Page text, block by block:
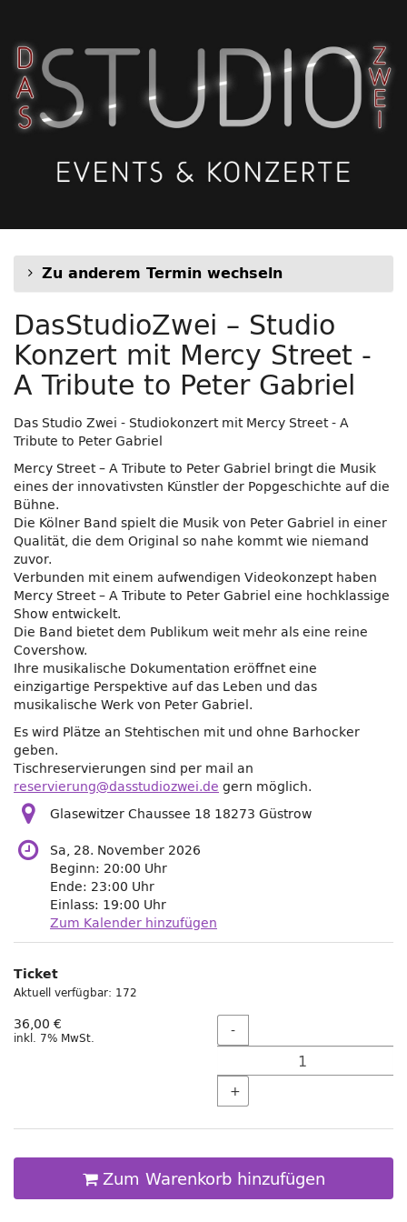
Inhalt
springen
Zu anderem Termin wechseln
DasStudioZwei – Studio
Konzert mit Mercy Street -
A Tribute to Peter Gabriel
Das Studio Zwei - Studiokonzert mit Mercy Street - A
Tribute to Peter Gabriel
Mercy Street – A Tribute to Peter Gabriel bringt die Musik
eines der innovativsten Künstler der Popgeschichte auf die
Bühne.
Die Kölner Band spielt die Musik von Peter Gabriel in einer
Qualität, die dem Original so nahe kommt wie niemand
zuvor.
Verbunden mit einem aufwendigen Videokonzept haben
Mercy Street – A Tribute to Peter Gabriel eine hochklassige
Show entwickelt.
Die Band bietet dem Publikum weit mehr als eine reine
Covershow.
Ihre musikalische Dokumentation eröffnet eine
einzigartige Perspektive auf das Leben und das
musikalische Werk von Peter Gabriel.
Es wird Plätze an Stehtischen mit und ohne Barhocker
geben.
Tischreservierungen sind per mail an
reservierung@dasstudiozwei.degern möglich.
Glasewitzer Chaussee 18 18273 Güstrow
Sa, 28. November 2026
Beginn: 20:00 Uhr
Ende: 23:00 Uhr
Einlass: 19:00 Uhr
Zum Kalender hinzufügen
Produkte
Unkategorisierte
Produkte
Ticket
Aktuell verfügbar: 172
36,00 €
inkl. 7% MwSt. Menge
-
+
Zum Warenkorb hinzufügen